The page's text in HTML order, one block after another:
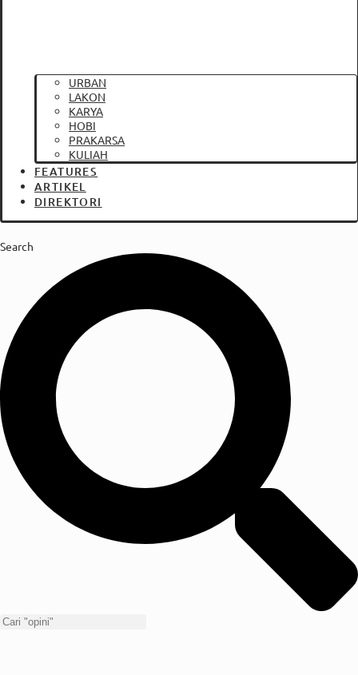
URBAN
LAKON
KARYA
HOBI
PRAKARSA
KULIAH
FEATURES
ARTIKEL
DIREKTORI
Search